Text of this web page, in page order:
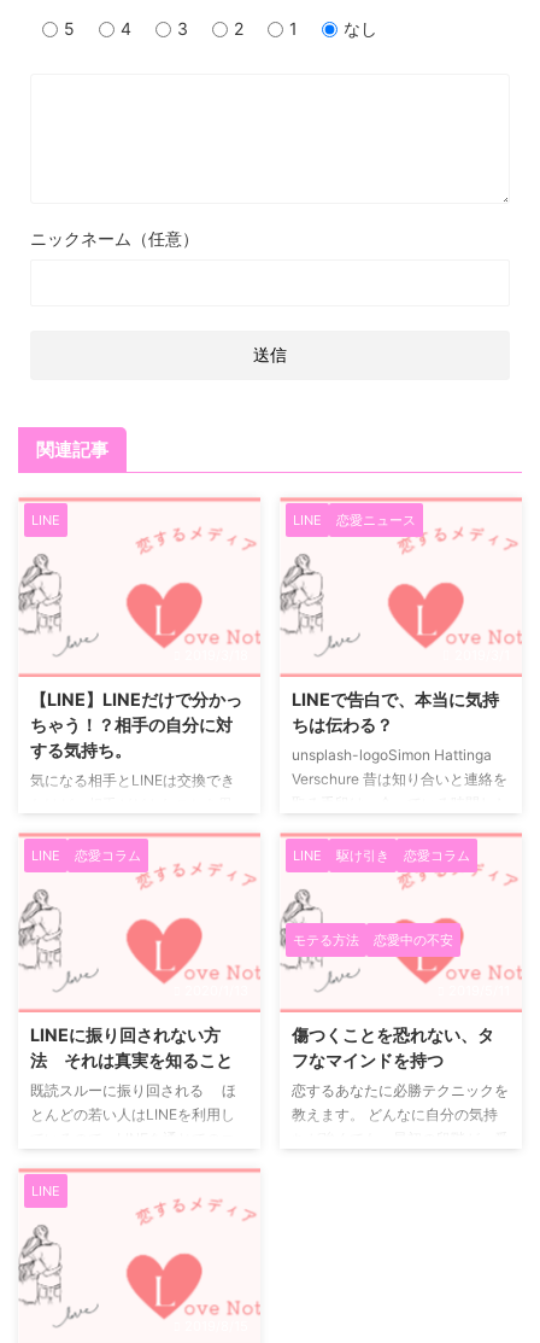
5 4 3 2 1 なし
ニックネーム（任意）
関連記事
LINE
【LINE】LINEだけで分かっ
ちゃう！？相手の自分に対
する気持ち。
気になる相手とLINEは交換でき
ているのか分からない、誰だって
経験したことはあると思います。
毎日連絡を取り合っているけれ
ど、自分のことをどうに思って
る？気になる相手とのやりとりで
は、考えてしまって当たり前です
よね。 ここでは、そんなLINEで
のよくあるやりとりについて話し
ていきたいと思います。 まず、
相手との会話で、質問以外のやり
とりはしますか？今、何をしてい
るか、どんなことを考えている
か、たわいもない話をするかどう
る場合、相手はあなたに対して ...
LINE 恋愛ニュース
LINEで告白で、本当に気持
ちは伝わる？
unsplash-logoSimon Hattinga
Verschure 昔は知り合いと連絡を
によって、直接会わなくても固定
電話で連絡をとれるようになり、
更にはメールの文字で、今では
LINEで1秒足らずで相手にメッセ
ージが届くようになりました。
人に自分の思いを伝えることは、
文字に乗せてしまえばLINEで一
そんな便利ツールで、気になって
いる相手に告白をしようとしてい
るあなた、本当にあなたの気持ち
は伝わりますか？ ...
LINE 恋愛コラム
LINEに振り回されない方
法 それは真実を知ること
既読スルーに振り回される ほ
とんどの若い人はLINEを利用し
いる人も多いです。 既読スルー
という言葉が示すように、相手に
自分がどういう扱いをうけている
のかということをLINEというコ
ミュニケーションツールを通じて
はかっているとも言えます。 健
やかに生きるには ではLINEに
LINE 駆け引き 恋愛コラム
モテる方法 恋愛中の不安
傷つくことを恐れない、タ
フなマインドを持つ
恋するあなたに必勝テクニックを
教えます。 どんなに自分の気持
LINE